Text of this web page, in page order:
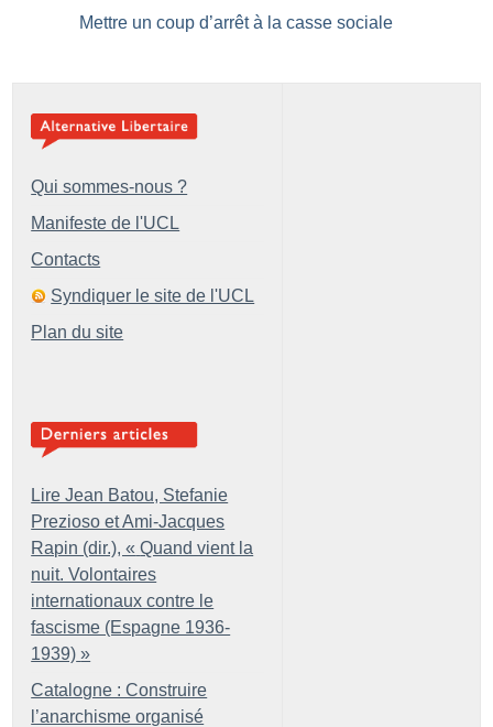
Mettre un coup d’arrêt à la casse sociale
Qui sommes-nous ?
Manifeste de l'UCL
Contacts
Syndiquer le site de l'UCL
Plan du site
Lire Jean Batou, Stefanie
Prezioso et Ami-Jacques
Rapin (dir.), « Quand vient la
nuit. Volontaires
internationaux contre le
fascisme (Espagne 1936-
1939) »
Catalogne : Construire
l’anarchisme organisé